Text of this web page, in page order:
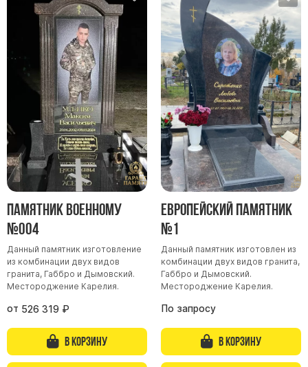
Креативные памятники
Кресты из белого мрамора
Фигурные памятники
Памятники в виде гитары
Памятники комбинированные
Памятники из цветного гранита
Памятники красные
Памятники красно-черные
Памятники коричневые
Памятники серые
Памятники зеленые
Памятники из Дымовского гранита
Памятники из гранита Возрождение
Памятники из гранита Сюскюянсаари
Памятники из гранита Балтик Грин
Памятники из гранита Покостовский
Памятник военному
№004
Данный памятник изготовление
из комбинации двух видов
гранита, Габбро и Дымовский.
Местороджение Карелия.
от 526 319 ₽
В корзину
Европейский памятник
№1
Данный памятник изготовлен из
комбинации двух видов гранита,
Габбро и Дымовский.
Местороджение Карелия.
По запросу
В корзину